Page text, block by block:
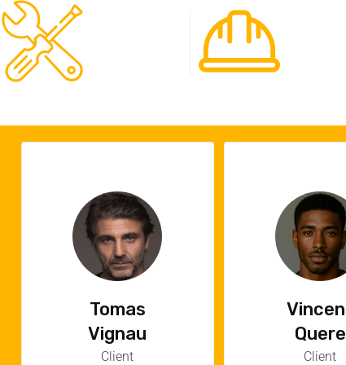
Vincent
Quere
Client
Emilie
Cauchy
Cliente